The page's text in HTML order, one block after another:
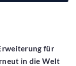
für
in die Welt